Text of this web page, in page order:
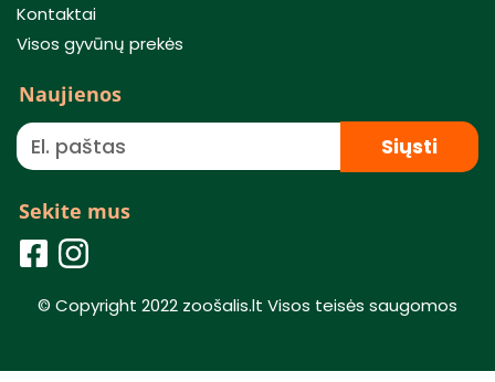
Kontaktai
Visos gyvūnų prekės
Naujienos
Siųsti
Sekite mus
© Copyright 2022 zoošalis.lt Visos teisės saugomos